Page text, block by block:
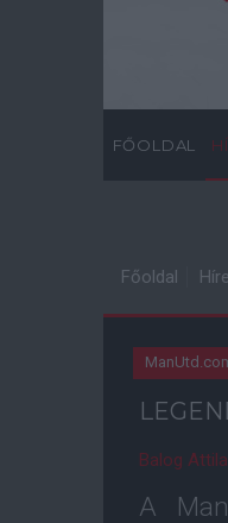
FŐOLDAL
Főoldal
Balog Attila
A